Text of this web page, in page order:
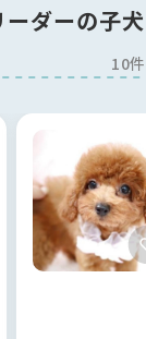
今は本当に幸せ
のを誤飲してし
ですが、すぐに
から1週間は毎
こまで親身にな
に出会えて本
個人のHPもたく
判断がつきませ
BreederFamilies
ダーの子犬
10件